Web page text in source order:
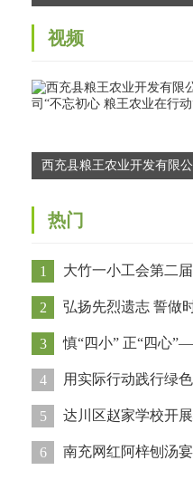
视频
西充县粮王农业开发有限公
热门
1 大竹一小工会第二
2 弘扬先烈遗志 誓做
3 慎“四小” 正“四心
心”作风问题教育整顿
4 用实际行动践行绿
开展植树绿化活动
5 达川区赵家学校开
6 南充网红阿梓刨汤